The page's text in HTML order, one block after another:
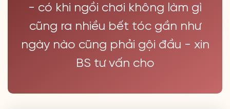
- có khi ngồi chơi không làm gì
cũng ra nhiều bết tóc gần như
ngày nào cũng phải gội đầu - xin
BS tư vấn cho